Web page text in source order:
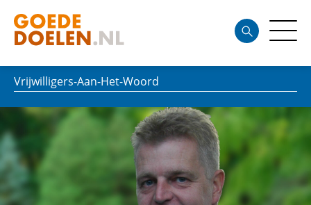
Vrijwilligers-Aan-Het-Woord